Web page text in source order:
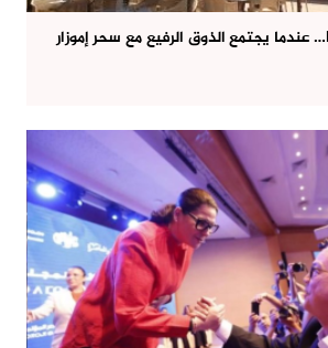
روعة مقهى LaVista… عندما يجتمع الذوق الرفيع مع سحر إموزار